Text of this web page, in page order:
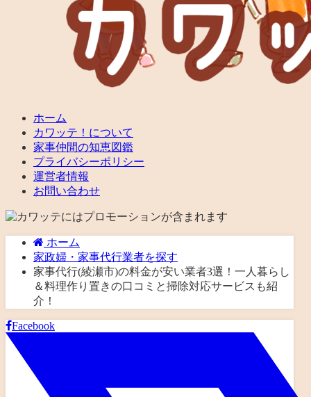
ホーム
カワッテ！について
家事仲間の知恵図鑑
プライバシーポリシー
運営者情報
お問い合わせ
ホーム
家政婦・家事代行業者を探す
家事代行(綾瀬市)の料金が安い業者3選！一人暮らし
＆料理作り置きの口コミと掃除対応サービスも紹
介！
Facebook